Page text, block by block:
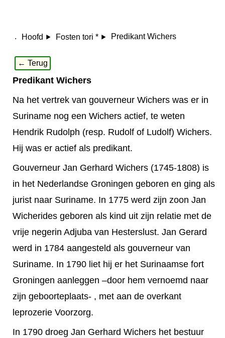
. Hoofd Fosten tori * Predikant Wichers
← Terug
Predikant Wichers
Na het vertrek van gouverneur Wichers was er in
Suriname nog een Wichers actief, te weten
Hendrik Rudolph (resp. Rudolf of Ludolf) Wichers.
Hij was er actief als predikant.
Gouverneur Jan Gerhard Wichers (1745-1808) is
in het Nederlandse Groningen geboren en ging als
jurist naar Suriname. In 1775 werd zijn zoon Jan
Wicherides geboren als kind uit zijn relatie met de
vrije negerin Adjuba van Hesterslust. Jan Gerard
werd in 1784 aangesteld als gouverneur van
Suriname. In 1790 liet hij er het Surinaamse fort
Groningen aanleggen –door hem vernoemd naar
zijn geboorteplaats- , met aan de overkant
leprozerie Voorzorg.
In 1790 droeg Jan Gerhard Wichers het bestuur